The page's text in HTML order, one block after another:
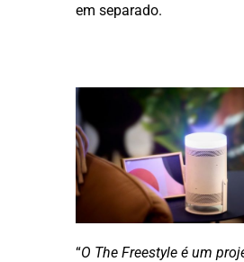
em separado.
“O The Freestyle é um